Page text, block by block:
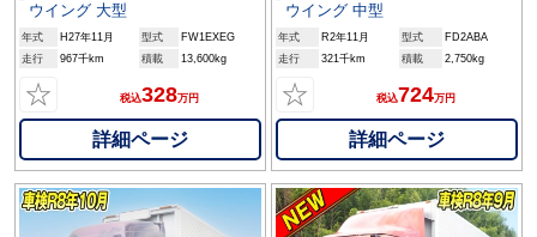
ウイング 大型
年式 H27年11月 型式
FW1EXEG
走行
967千km 積載 13,600kg
☆ 税込328万円
詳細ページ
ウイング 中型
年式 R2年11月 型式
FD2ABA
走行
321千km 積載 2,750kg
☆ 税込724万円
詳細ページ